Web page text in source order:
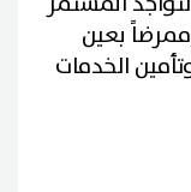
بعين
الخدمات